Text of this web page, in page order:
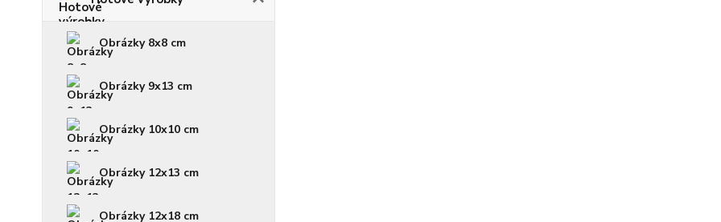
Obrázky 8x8 cm
Obrázky 9x13 cm
Obrázky 10x10 cm
Obrázky 12x13 cm
Obrázky 12x18 cm